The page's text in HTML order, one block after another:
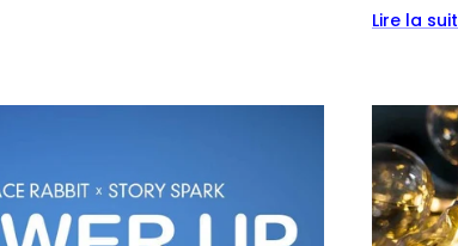
Lire la